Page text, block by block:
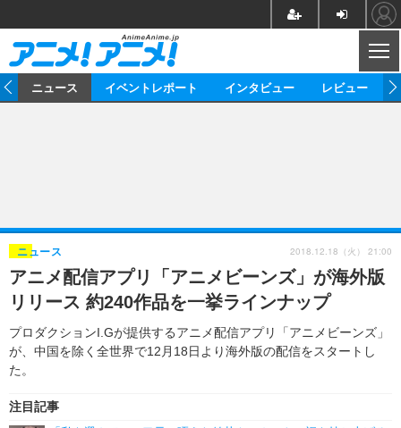
ゲーム グッズ
イベント 海外
海外イベント ビジネス
俳優・タレント アーティスト
ビジネス
アニメ 実写
書評 イベント
ゲーム 座談会
動画
アニメ！アニメ！TV ABEMA Cafe
ニュース イベントレポート インタビュー レビュー
アニメ配信アプリ「アニメビーンズ」が海外版
リリース 約240作品を一挙ラインナップ
プロダクションI.Gが提供するアニメ配信アプリ「アニメビーンズ」
が、中国を除く全世界で12月18日より海外版の配信をスタートし
た。
ニュース
注目記事
2018.12.18（火） 21:00